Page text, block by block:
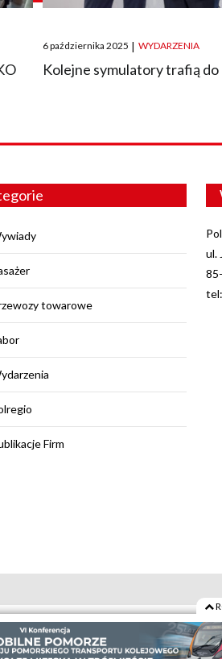
Posted
on
6 października 2025 | WYDARZENIA
Kolejne symulatory trafią
towarowe
Firm
ul.